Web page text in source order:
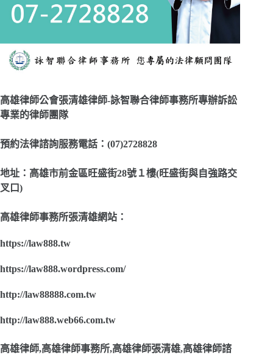
高雄律師公會張清雄律師-詠智聯合律師事務所專辦訴訟
專業的律師團隊
預約法律諮詢服務電話：(07)2728828
地址：高雄市前金區旺盛街28號１樓(旺盛街與自強路交
叉口)
高雄律師事務所張清雄網站：
https://law888.tw
https://law888.wordpress.com/
http://law88888.com.tw
http://law888.web66.com.tw
高雄律師,高雄律師事務所,高雄律師張清雄,高雄律師諮